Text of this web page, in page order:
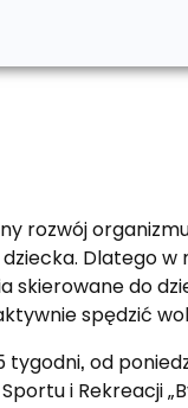
rozwój
Dlatego w
skierowane do
spędzić
tygodni, od
i Rekreacji